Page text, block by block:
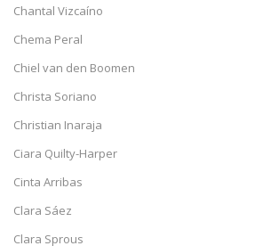
Chantal Vizcaíno
Chema Peral
Chiel van den Boomen
Christa Soriano
Christian Inaraja
Ciara Quilty-Harper
Cinta Arribas
Clara Sáez
Clara Sprous